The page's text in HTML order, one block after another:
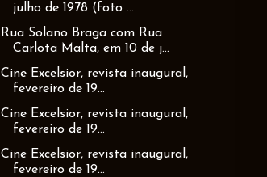
julho de 1978 (foto ...
Rua Solano Braga com Rua
Carlota Malta, em 10 de j...
Cine Excelsior, revista inaugural,
fevereiro de 19...
Cine Excelsior, revista inaugural,
fevereiro de 19...
Cine Excelsior, revista inaugural,
fevereiro de 19...